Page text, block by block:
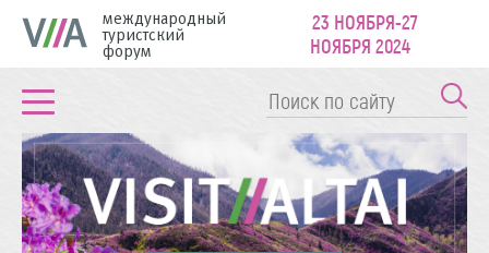
международный
туристский
форум
23 НОЯБРЯ-27
НОЯБРЯ 2024